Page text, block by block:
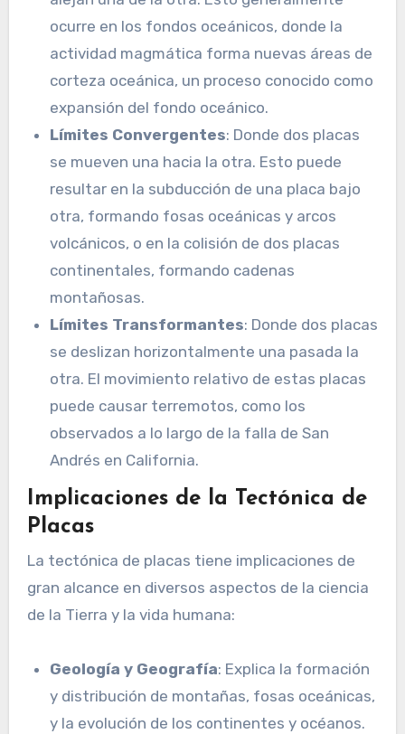
ocurre en los fondos oceánicos, donde la
actividad magmática forma nuevas áreas de
corteza oceánica, un proceso conocido como
expansión del fondo oceánico.
Límites Convergentes: Donde dos placas
se mueven una hacia la otra. Esto puede
resultar en la subducción de una placa bajo
otra, formando fosas oceánicas y arcos
volcánicos, o en la colisión de dos placas
continentales, formando cadenas
montañosas.
Límites Transformantes: Donde dos placas
se deslizan horizontalmente una pasada la
otra. El movimiento relativo de estas placas
puede causar terremotos, como los
observados a lo largo de la falla de San
Andrés en California.
Implicaciones de la Tectónica de
Placas
La tectónica de placas tiene implicaciones de
gran alcance en diversos aspectos de la ciencia
de la Tierra y la vida humana:
Geología y Geografía: Explica la formación
y distribución de montañas, fosas oceánicas,
y la evolución de los continentes y océanos.